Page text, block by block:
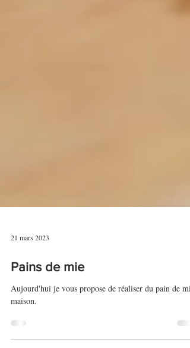
21 mars 2023
Pains de mie
Aujourd'hui je vous propose de réaliser du pain de mie